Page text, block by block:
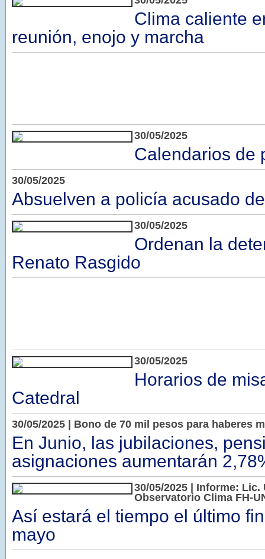
Clima caliente
reunión, enojo y marcha
30/05/2025
Calendarios de
30/05/2025
Absuelven a policía acusado
30/05/2025
Ordenan la
Renato Rasgido
30/05/2025
Horarios de
Catedral
30/05/2025 | Bono de 70 mil pesos para haberes
En Junio, las jubilaciones,
asignaciones aumentarán
30/05/2025 | Informe: Lic.
Observatorio Clima FH-
Así estará el tiempo el último
mayo